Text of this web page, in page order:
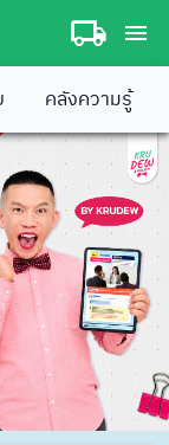
คลังความรู้